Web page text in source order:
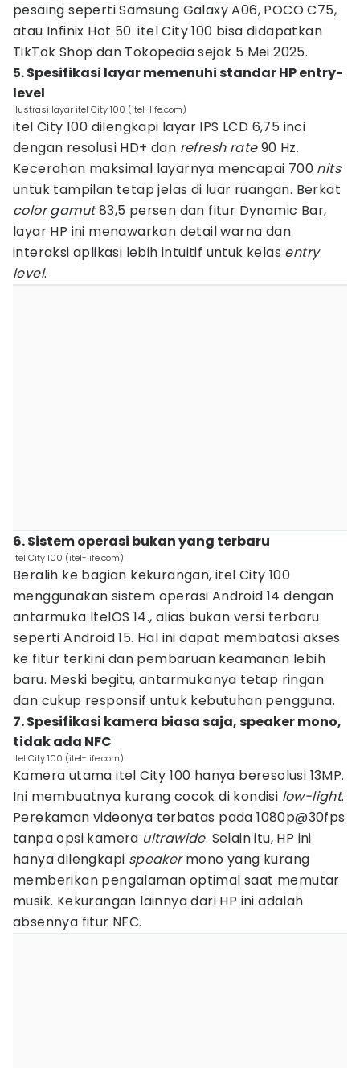
pesaing seperti Samsung Galaxy A06, POCO C75,
atau Infinix Hot 50. itel City 100 bisa didapatkan
TikTok Shop dan Tokopedia sejak 5 Mei 2025.
5. Spesifikasi layar memenuhi standar HP entry-
level
ilustrasi layar itel City 100 (itel-life.com)
itel City 100 dilengkapi layar IPS LCD 6,75 inci
dengan resolusi HD+ dan refresh rate90 Hz.
Kecerahan maksimal layarnya mencapai 700 nits
untuk tampilan tetap jelas di luar ruangan. Berkat
color gamut83,5 persen dan fitur Dynamic Bar,
layar HP ini menawarkan detail warna dan
interaksi aplikasi lebih intuitif untuk kelas entry
level.
6. Sistem operasi bukan yang terbaru
itel City 100 (itel-life.com)
Beralih ke bagian kekurangan, itel City 100
menggunakan sistem operasi Android 14 dengan
antarmuka ItelOS 14., alias bukan versi terbaru
seperti Android 15. Hal ini dapat membatasi akses
ke fitur terkini dan pembaruan keamanan lebih
baru. Meski begitu, antarmukanya tetap ringan
dan cukup responsif untuk kebutuhan pengguna.
7. Spesifikasi kamera biasa saja, speaker mono,
tidak ada NFC
itel City 100 (itel-life.com)
Kamera utama itel City 100 hanya beresolusi 13MP.
Ini membuatnya kurang cocok di kondisi low-light.
Perekaman videonya terbatas pada 1080p@30fps
tanpa opsi kamera ultrawide. Selain itu, HP ini
hanya dilengkapi speakermono yang kurang
memberikan pengalaman optimal saat memutar
musik. Kekurangan lainnya dari HP ini adalah
absennya fitur NFC.